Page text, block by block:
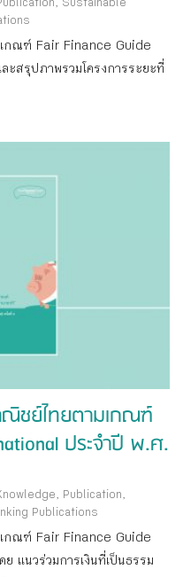
, Sustainable
เกณฑ์ Fair Finance Guide
สรุปภาพรวมโครงการระยะที่
ณิชย์ไทยตามเกณฑ์
ประจำปี พ.ศ.
, Publication,
Publications
เกณฑ์ Fair Finance Guide
แนวร่วมการเงินที่เป็นธรรม